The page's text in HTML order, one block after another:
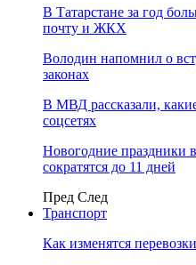
В Татарстане за год
почту и ЖКХ
Володин напомнил о
законах
В МВД рассказали,
соцсетях
Новогодние праздники
сократятся до 11 дней
Пред След
Транспорт
Как изменятся